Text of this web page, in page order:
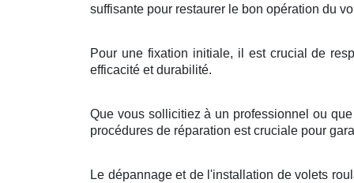
suffisante pour restaurer le bon opération du
Pour une fixation initiale, il est crucial de
efficacité et durabilité.
Que vous sollicitiez à un professionnel ou
procédures de réparation est cruciale pour
Le dépannage et de l'installation de volets